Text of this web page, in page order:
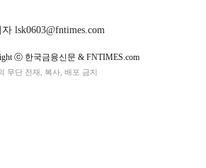
lsk0603@fntimes.com
ⓒ 한국금융신문 & FNTIMES.com
무단 전재, 복사, 배포 금지